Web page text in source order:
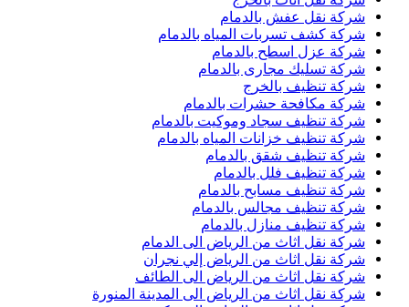
شركة نقل عفش بالدمام
شركة كشف تسربات المياه بالدمام
شركة عزل اسطح بالدمام
شركة تسليك مجارى بالدمام
شركة تنظيف بالخرج
شركة مكافحة حشرات بالدمام
شركة تنظيف سجاد وموكيت بالدمام
شركة تنظيف خزانات المياه بالدمام
شركة تنظيف شقق بالدمام
شركة تنظيف فلل بالدمام
شركة تنظيف مسابح بالدمام
شركة تنظيف مجالس بالدمام
شركة تنظيف منازل بالدمام
شركة نقل اثاث من الرياض الى الدمام
شركة نقل اثاث من الرياض إلي نجران
شركة نقل اثاث من الرياض الى الطائف
شركة نقل اثاث من الرياض الى المدينة المنورة